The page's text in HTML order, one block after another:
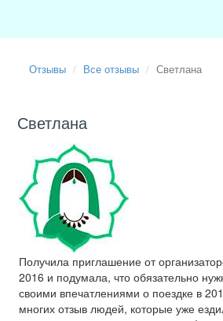
Отзывы Все отзывы Светлана
Светлана
Получила приглашение от
2016 и подумала, что обязательно
своими впечатлениями о поездке в
многих отзыв людей, которые уже